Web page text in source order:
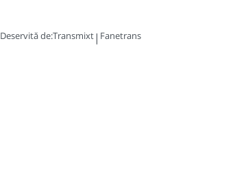
Deservită de:Transmixt| Fanetrans